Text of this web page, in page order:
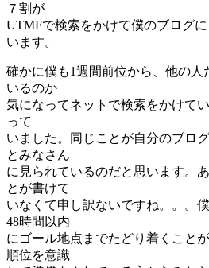
７割が
UTMFで検索をかけて僕のブログ
います。
確かに僕も1週間前位から、他の人
いるのか
気になってネットで検索をかけて
って
いました。同じことが自分のブロ
とみなさん
に見られているのだと思います。
とが書けて
いなくて申し訳ないですね。。。
48時間以内
にゴール地点までたどり着くこと
順位を意識